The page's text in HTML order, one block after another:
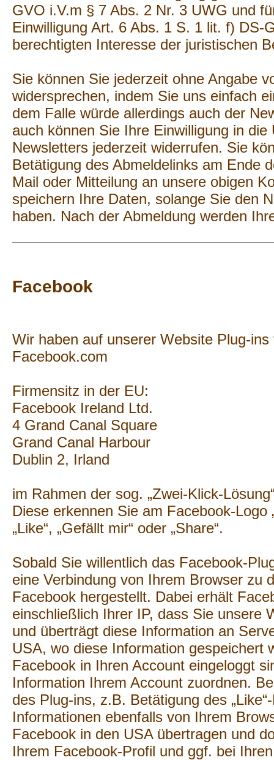
GVO i.V.m § 7 Abs. 2 Nr. 3 UWG und
Einwilligung Art. 6 Abs. 1 S. 1 lit. f) DS-
berechtigten Interesse der juristischen
Sie können Sie jederzeit ohne Angabe
widersprechen, indem Sie uns einfach
dem Falle würde allerdings auch der
auch können Sie Ihre Einwilligung in die
Newsletters jederzeit widerrufen. Sie
Betätigung des Abmeldelinks am Ende
Mail oder Mitteilung an unsere obigen
speichern Ihre Daten, solange Sie den
haben. Nach der Abmeldung werden
Facebook
Wir haben auf unserer Website Plug-
Facebook.com
Firmensitz in der EU:
Facebook Ireland Ltd.
4 Grand Canal Square
Grand Canal Harbour
Dublin 2, Irland
im Rahmen der sog. „Zwei-Klick-
Diese erkennen Sie am Facebook-Logo
„Like“, „Gefällt mir“ oder „Share“.
Sobald Sie willentlich das Facebook-
eine Verbindung von Ihrem Browser zu
Facebook hergestellt. Dabei erhält
einschließlich Ihrer IP, dass Sie unsere
und überträgt diese Information an
USA, wo diese Information gespeichert
Facebook in Ihren Account eingeloggt
Information Ihrem Account zuordnen.
des Plug-ins, z.B. Betätigung des
Informationen ebenfalls von Ihrem
Facebook in den USA übertragen und
Ihrem Facebook-Profil und ggf. bei